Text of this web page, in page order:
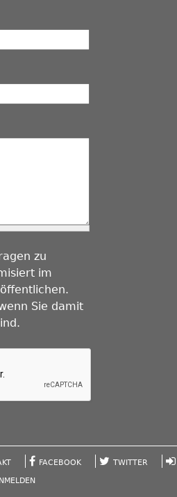
zu
im
Sie damit
FACEBOOK
TWITTER